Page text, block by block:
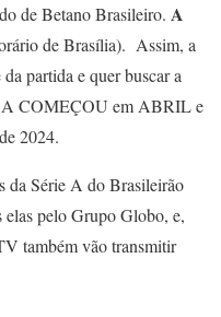
de Betano Brasileiro. A
de Brasília). Assim, a
partida e quer buscar a
A COMEÇOU em ABRIL e
2024.
da Série A do Brasileirão
elas pelo Grupo Globo, e,
também vão transmitir